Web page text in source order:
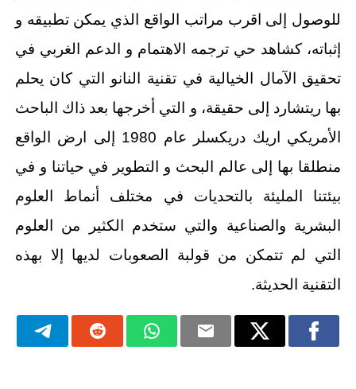
للوصول إلى اقرب مراتب الواقع الذي يمكن تطبيقه و
إثباته، كشاهد حي ترجمه الاهتمام و الدعم الغربي في
تحقيق الآمال الخيالية في تقنية النانو التي كان يحلم
بها ريتشارد إلى حقيقة، و التي أخرجها بعد ذاك الباحث
الأمريكي اريك دريكسلر عام 1980 إلى ارض الواقع
منطلقا بها إلى عالم البحث و التطوير في حياتنا و في
بيئتنا المليئة بالتحديات في مختلف أنماط العلوم
البشرية والصناعية والتي ستخدم الكثير من العلوم
التي لم تتمكن من قولبة الصعوبات لديها إلا بهذه
التقنية الحديثة.